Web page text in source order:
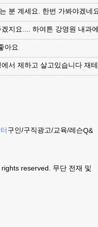
분 계세요. 한번 가봐야겠네
지요.... 하여튼 강영원 내과
아요
서 제하고 살고있습니다 재
구인/구직광고/교육/레슨Q&A
reserved. 무단 전재 및